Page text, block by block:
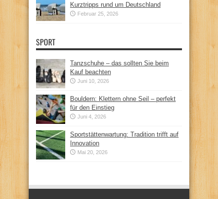
Kurztripps rund um Deutschland
Februar 25, 2026
SPORT
Tanzschuhe – das sollten Sie beim
Kauf beachten
Juni 10, 2026
Bouldern: Klettern ohne Seil – perfekt
für den Einstieg
Juni 4, 2026
Sportstättenwartung: Tradition trifft auf
Innovation
Mai 20, 2026